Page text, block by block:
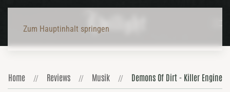
Zum Hauptinhalt springen
Home Reviews Musik Demons Of Dirt - Killer Engine